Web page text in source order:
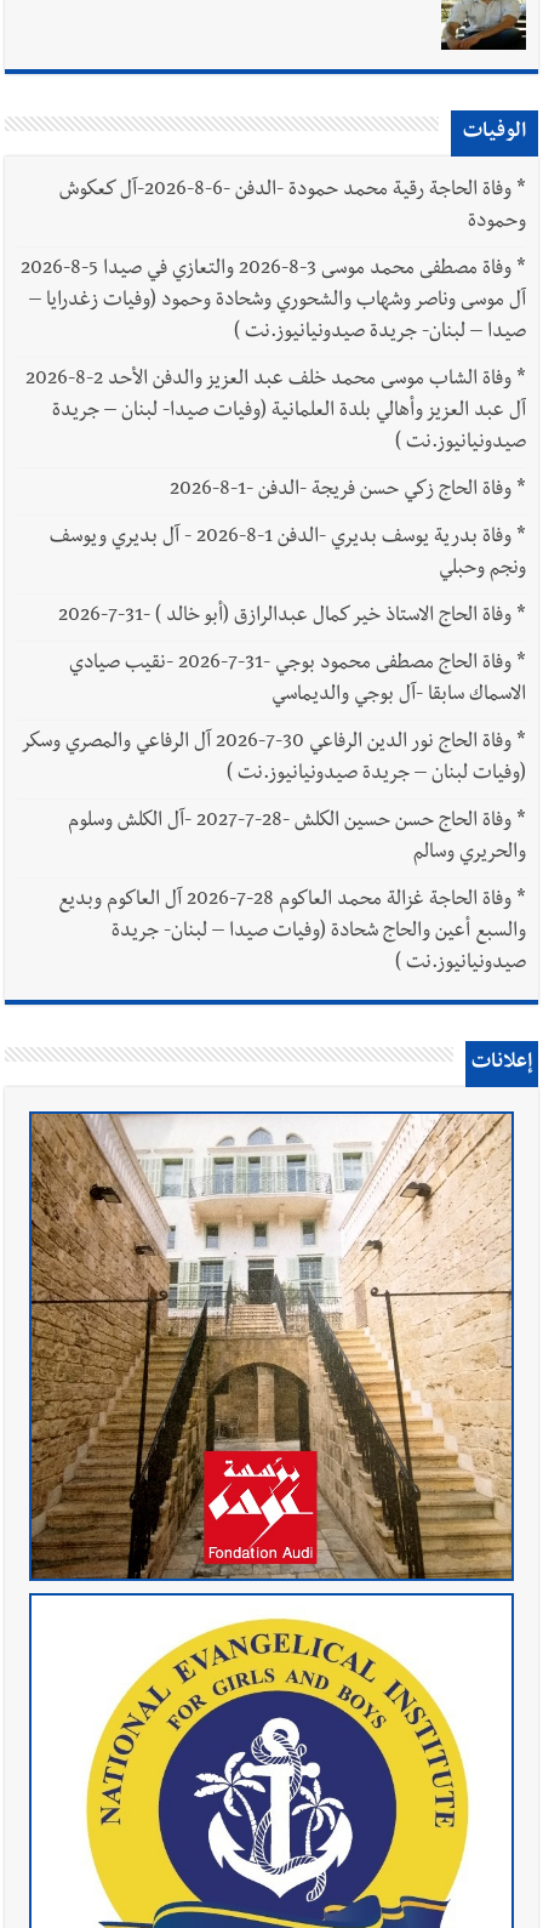
الوفيات
*
وفاة الحاجة رقية محمد حمودة -الدفن -6-8-2026-آل كعكوش
وحمودة
*
وفاة مصطفى محمد موسى 3-8-2026 والتعازي في صيدا 5-8-2026
آل موسى وناصر وشهاب والشحوري وشحادة وحمود (وفيات زغدرايا –
صيدا – لبنان- جريدة صيدونيانيوز.نت )
*
وفاة الشاب موسى محمد خلف عبد العزيز والدفن الأحد 2-8-2026
آل عبد العزيز وأهالي بلدة العلمانية (وفيات صيدا- لبنان – جريدة
صيدونيانيوز.نت )
*وفاة الحاج زكي حسن فريجة -الدفن -1-8-2026
*
وفاة بدرية يوسف بديري -الدفن 1-8-2026 - آل بديري ويوسف
ونجم وحبلي
*وفاة الحاج الاستاذ خير كمال عبدالرازق (أبو خالد ) -31-7-2026
*
وفاة الحاج مصطفى محمود بوجي -31-7-2026 -نقيب صيادي
الاسماك سابقا -آل بوجي والديماسي
*
وفاة الحاج نور الدين الرفاعي 30-7-2026 آل الرفاعي والمصري وسكر
(وفيات لبنان – جريدة صيدونيانيوز.نت )
*
وفاة الحاج حسن حسين الكلش -28-7-2027 -آل الكلش وسلوم
والحريري وسالم
*
وفاة الحاجة غزالة محمد العاكوم 28-7-2026 آل العاكوم وبديع
والسبع أعين والحاج شحادة (وفيات صيدا – لبنان- جريدة
صيدونيانيوز.نت )
إعلانات